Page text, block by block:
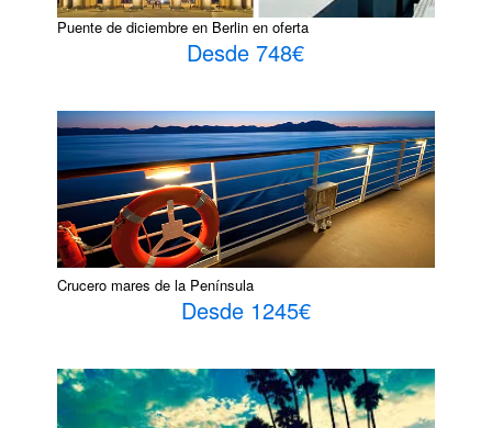
Puente de diciembre en Berlin en oferta
Desde 748€
Crucero mares de la Península
Desde 1245€